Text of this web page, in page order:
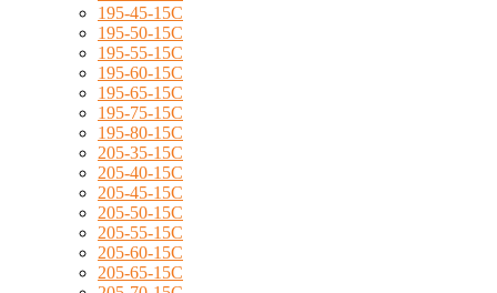
195-45-15C
195-50-15C
195-55-15C
195-60-15C
195-65-15C
195-75-15C
195-80-15C
205-35-15C
205-40-15C
205-45-15C
205-50-15C
205-55-15C
205-60-15C
205-65-15C